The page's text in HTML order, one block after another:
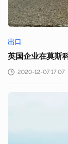
出口
英国企业在莫斯
2020-12-07 17:07